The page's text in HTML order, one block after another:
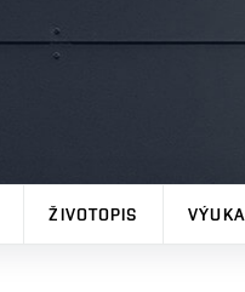
ŽIVOTOPIS VÝUKA